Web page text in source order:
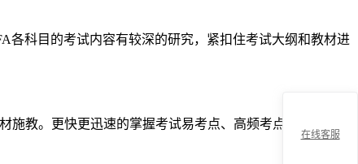
各科目的考试内容有较深的研究，紧扣住考试大纲和教材进
教。更快更迅速的掌握考试易考点、高频考点。
在线客服